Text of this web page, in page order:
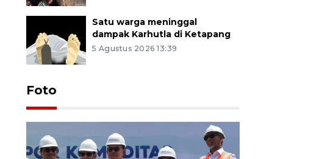
Satu warga meninggal
dampak Karhutla di Ketapang
5 Agustus 2026 13:39
Foto